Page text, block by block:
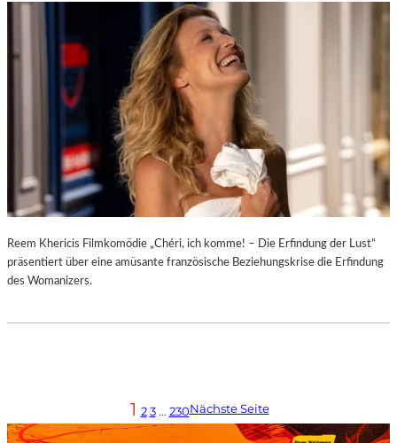
Reem Khericis Filmkomödie „Chéri, ich komme! – Die Erfindung der Lust“
präsentiert über eine amüsante französische Beziehungskrise die Erfindung
des Womanizers.
1 2 3 … 230Nächste Seite